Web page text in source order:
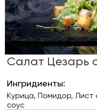
Салат Цезарь
Ингридиенты:
Курица, Помидор, Лист
соус